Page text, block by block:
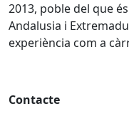
2013, poble del que
Andalusia i
experiència com a
Contacte